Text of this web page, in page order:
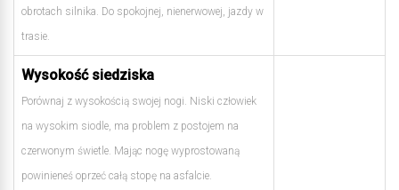
obrotach silnika. Do spokojnej, nienerwowej, jazdy w
trasie.
Wysokość siedziska
Porównaj z wysokością swojej nogi. Niski człowiek
na wysokim siodle, ma problem z postojem na
czerwonym świetle. Mając nogę wyprostowaną
powinieneś oprzeć całą stopę na asfalcie.